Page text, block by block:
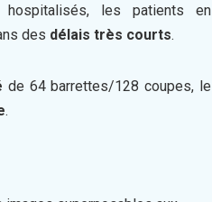
les patients en
des délais très courts.
de 64 barrettes/128 coupes, le
.